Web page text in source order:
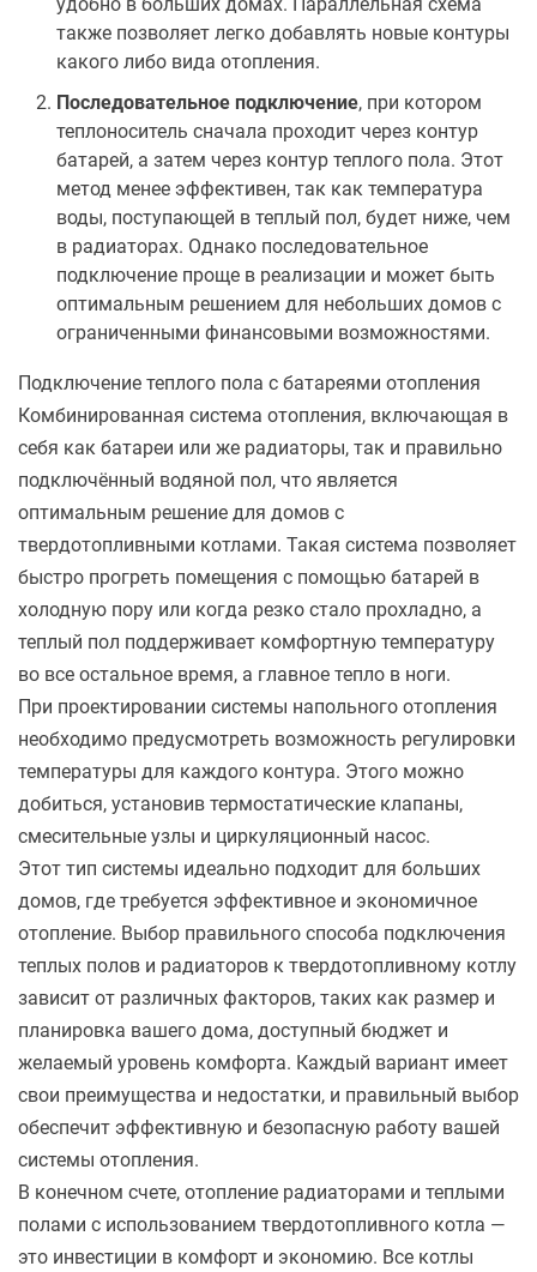
удобно в больших домах. Параллельная схема
также позволяет легко добавлять новые контуры
какого либо вида отопления.
Последовательное подключение, при котором
теплоноситель сначала проходит через контур
батарей, а затем через контур теплого пола. Этот
метод менее эффективен, так как температура
воды, поступающей в теплый пол, будет ниже, чем
в радиаторах. Однако последовательное
подключение проще в реализации и может быть
оптимальным решением для небольших домов с
ограниченными финансовыми возможностями.
Подключение теплого пола с батареями отопления
Комбинированная система отопления, включающая в
себя как батареи или же радиаторы, так и правильно
подключённый водяной пол, что является
оптимальным решение для домов с
твердотопливными котлами. Такая система позволяет
быстро прогреть помещения с помощью батарей в
холодную пору или когда резко стало прохладно, а
теплый пол поддерживает комфортную температуру
во все остальное время, а главное тепло в ноги.
При проектировании системы напольного отопления
необходимо предусмотреть возможность регулировки
температуры для каждого контура. Этого можно
добиться, установив термостатические клапаны,
смесительные узлы и циркуляционный насос.
Этот тип системы идеально подходит для больших
домов, где требуется эффективное и экономичное
отопление. Выбор правильного способа подключения
теплых полов и радиаторов к твердотопливному котлу
зависит от различных факторов, таких как размер и
планировка вашего дома, доступный бюджет и
желаемый уровень комфорта. Каждый вариант имеет
свои преимущества и недостатки, и правильный выбор
обеспечит эффективную и безопасную работу вашей
системы отопления.
В конечном счете, отопление радиаторами и теплыми
полами с использованием твердотопливного котла —
это инвестиции в комфорт и экономию. Все котлы